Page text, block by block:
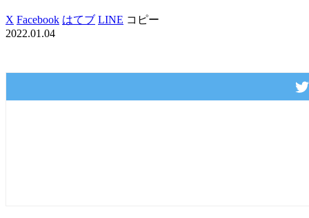
X Facebook はてブ LINE コピー
2022.01.04